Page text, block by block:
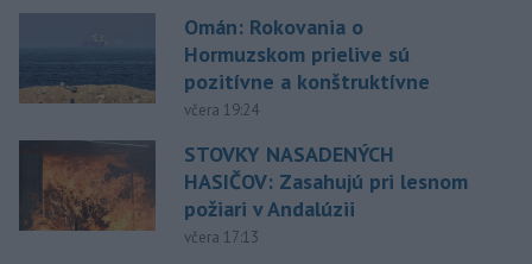
Omán: Rokovania o
Hormuzskom prielive sú
pozitívne a konštruktívne
včera 19:24
STOVKY NASADENÝCH
HASIČOV: Zasahujú pri lesnom
požiari v Andalúzii
včera 17:13